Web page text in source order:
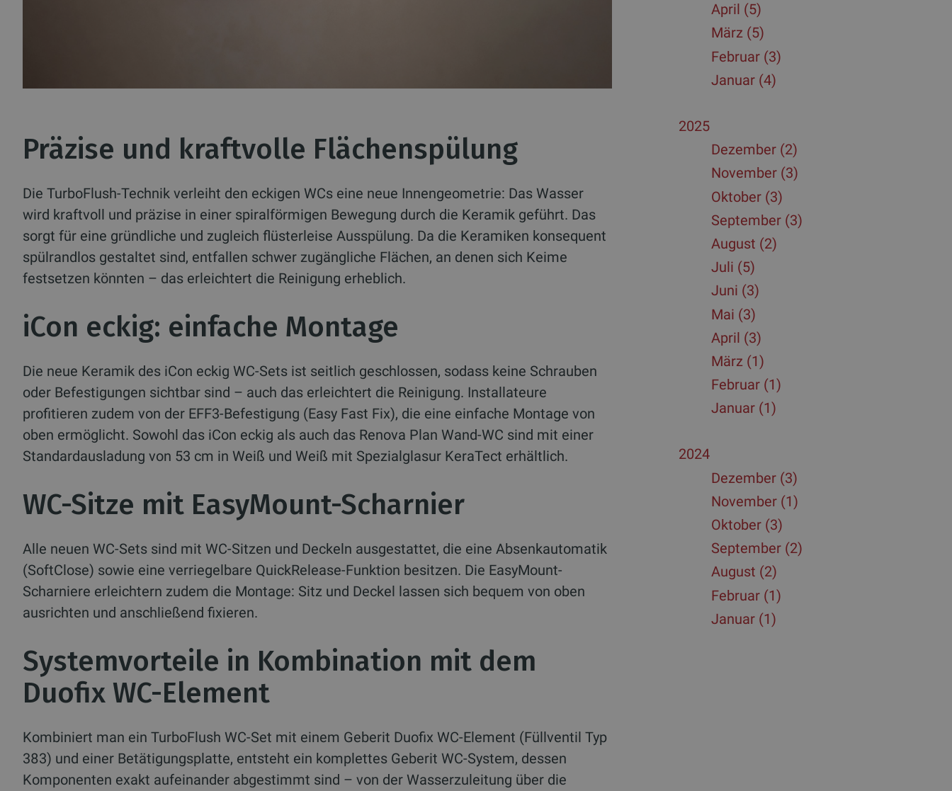
Präzise und kraftvolle Flächenspülung
Die TurboFlush-Technik verleiht den eckigen WCs eine neue Innengeometrie: Das Wasser
wird kraftvoll und präzise in einer spiralförmigen Bewegung durch die Keramik geführt. Das
sorgt für eine gründliche und zugleich flüsterleise Ausspülung. Da die Keramiken konsequent
spülrandlos gestaltet sind, entfallen schwer zugängliche Flächen, an denen sich Keime
festsetzen könnten – das erleichtert die Reinigung erheblich.
iCon eckig: einfache Montage
Die neue Keramik des iCon eckig WC-Sets ist seitlich geschlossen, sodass keine Schrauben
oder Befestigungen sichtbar sind – auch das erleichtert die Reinigung. Installateure
profitieren zudem von der EFF3-Befestigung (Easy Fast Fix), die eine einfache Montage von
oben ermöglicht. Sowohl das iCon eckig als auch das Renova Plan Wand-WC sind mit einer
Standardausladung von 53 cm in Weiß und Weiß mit Spezialglasur KeraTect erhältlich.
WC-Sitze mit EasyMount-Scharnier
Alle neuen WC-Sets sind mit WC-Sitzen und Deckeln ausgestattet, die eine Absenkautomatik
(SoftClose) sowie eine verriegelbare QuickRelease-Funktion besitzen. Die EasyMount-
Scharniere erleichtern zudem die Montage: Sitz und Deckel lassen sich bequem von oben
ausrichten und anschließend fixieren.
Systemvorteile in Kombination mit dem
Duofix WC-Element
Kombiniert man ein TurboFlush WC-Set mit einem Geberit Duofix WC-Element (Füllventil Typ
383) und einer Betätigungsplatte, entsteht ein komplettes Geberit WC-System, dessen
Komponenten exakt aufeinander abgestimmt sind – von der Wasserzuleitung über die
April (5)
März (5)
Februar (3)
Januar (4)
2025
Dezember (2)
November (3)
Oktober (3)
September (3)
August (2)
Juli (5)
Juni (3)
Mai (3)
April (3)
März (1)
Februar (1)
Januar (1)
2024
Dezember (3)
November (1)
Oktober (3)
September (2)
August (2)
Februar (1)
Januar (1)